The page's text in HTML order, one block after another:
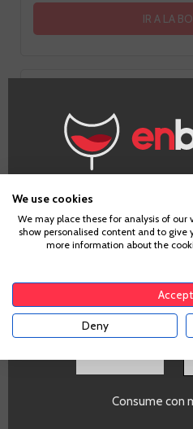
IR A LA
Fruta
7
¿Eres
Para acceder a enbotella,
tu país de residencia, lo
aplicable. Confirma si
Consume con
We use cookies
We may place these for analysis of our
show personalised content and to give
more information about the
Deny